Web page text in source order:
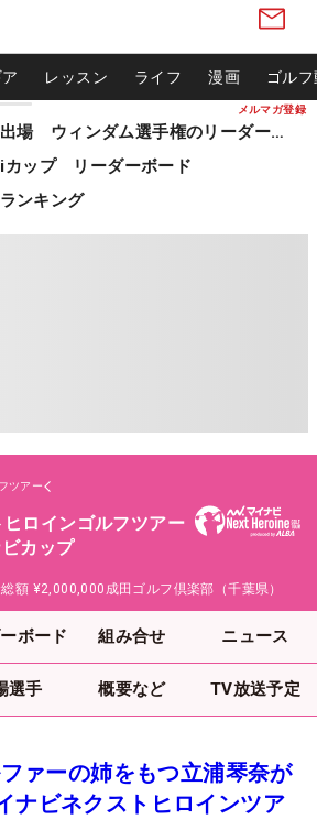
メルマガ登録
レッスン ライフ 漫画 ゴル
松山英樹ら出場 ウィンダム選手権のリーダーボード
カップ リーダーボード
ンキング
ツアー
ヒロインゴルフツアー
カップ
額 ¥2,000,000 成田ゴルフ倶楽部（千葉県）
ボード 組み合せ ニュース
選手 概要など TV放送予定
ァーの姉をもつ立浦琴奈が
ナビネクストヒロインツア